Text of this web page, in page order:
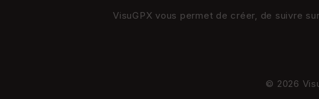
VisuGPX vous permet de créer, de suivre
© 2026